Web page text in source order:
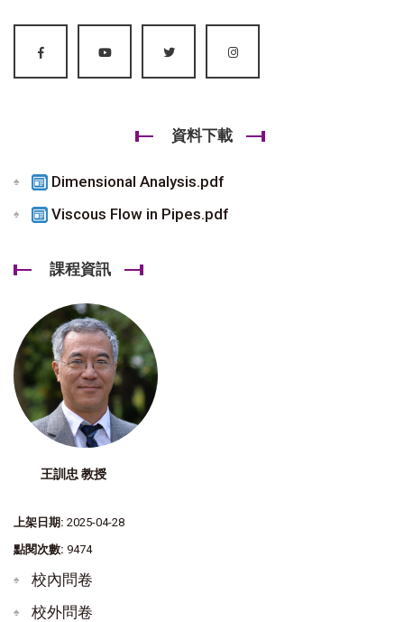
資料下載
Dimensional Analysis.pdf
Viscous Flow in Pipes.pdf
課程資訊
王訓忠 教授
上架日期: 2025-04-28
點閱次數: 9474
校內問卷
校外問卷